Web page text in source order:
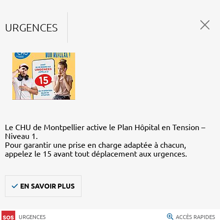
URGENCES
Le CHU de Montpellier active le Plan Hôpital en Tension –
Niveau 1.
Pour garantir une prise en charge adaptée à chacun,
appelez le 15 avant tout déplacement aux urgences.
EN SAVOIR PLUS
URGENCES ACCÈS RAPIDES